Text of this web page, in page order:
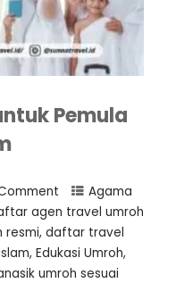
Pemula
Agama
agen travel umroh
resmi, daftar travel
, Edukasi Umroh,
umroh sesuai